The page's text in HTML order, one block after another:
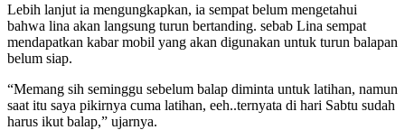
Lebih lanjut ia mengungkapkan, ia sempat belum mengetahui
bahwa lina akan langsung turun bertanding. sebab Lina sempat
mendapatkan kabar mobil yang akan digunakan untuk turun balapan
belum siap.
“Memang sih seminggu sebelum balap diminta untuk latihan, namun
saat itu saya pikirnya cuma latihan, eeh..ternyata di hari Sabtu sudah
harus ikut balap,” ujarnya.